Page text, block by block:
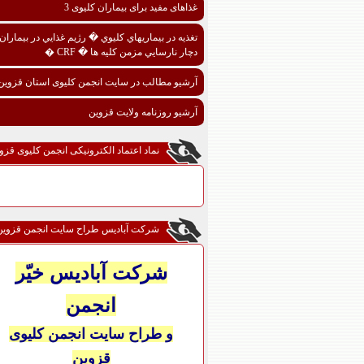
غذاهای مفید برای بیماران کلیوی 3
تغذيه در بيماريهاي کليوي � رژيم غذايي در بيماران
دچار نارسايي مزمن کليه ها � CRF �
آرشیو مطالب در سایت انجمن کلیوی استان
آرشیو روزنامه ولایت قزوین
نماد اعتماد الکترونیکی انجمن کلیوی
شرکت آبادیس طراح سایت انجمن
شرکت آبادیس خیّر
انجمن
و طراح سایت انجمن کلیوی
قزوین